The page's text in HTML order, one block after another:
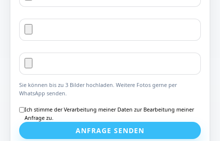
Sie können bis zu 3 Bilder hochladen. Weitere Fotos gerne per
WhatsApp senden.
Ich stimme der Verarbeitung meiner Daten zur Bearbeitung meiner
Anfrage zu.
ANFRAGE SENDEN